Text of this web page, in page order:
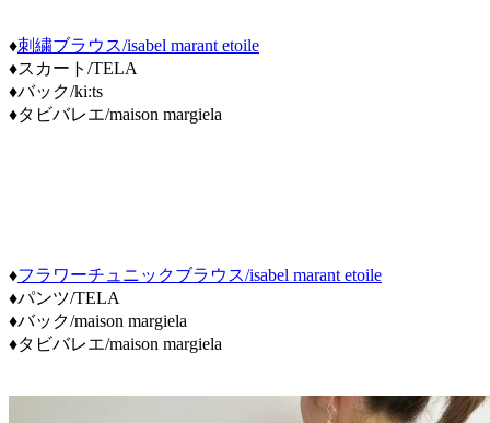
♦刺繍ブラウス/isabel marant etoile
♦スカート/TELA
♦バック/ki:ts
♦タビバレエ/maison margiela
♦フラワーチュニックブラウス/isabel marant etoile
♦パンツ/TELA
♦バック/maison margiela
♦タビバレエ/maison margiela